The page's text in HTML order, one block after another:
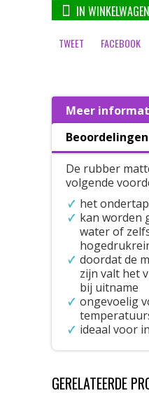
IN WINKELWAGEN
TWEET FACEBOOK
Meer
Beoordelingen
De rubber
volgende
het
kan worden
water of
doordat de
zijn valt het
bij uitname
ongevoelig
ideaal voor
GERELATEERDE